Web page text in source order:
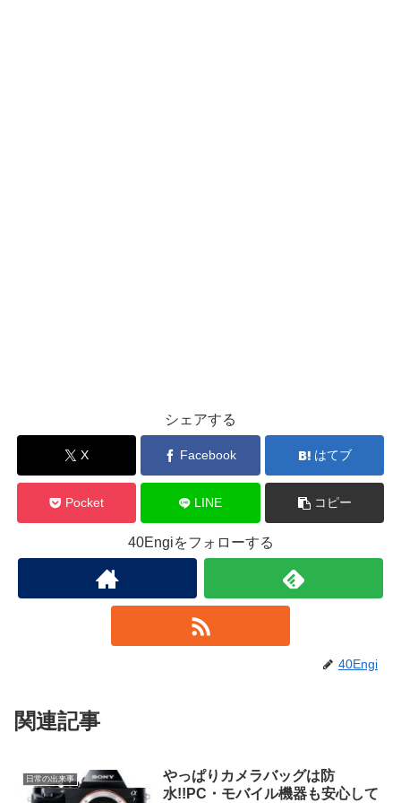
シェアする
X Facebook はてブ
Pocket LINE コピー
40Engiをフォローする
40Engi
関連記事
日常の出来事
やっぱりカメラバッグは防
水!!PC・モバイル機器も安心して